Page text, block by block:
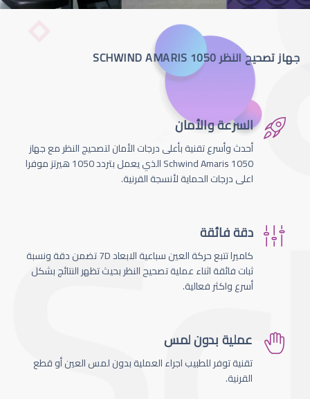
جهاز تصحيح النظر SCHWIND AMARIS 1050
السرعة والأمان
أحدث وأسرع تقنية بأعلى درجات الأمان لتصحيج النظر مع جهاز
Schwind Amaris 1050 الذي يعمل بتردد 1050 هيرتز موفرا
اعلى درجات الحماية لأنسجة القرنية.
دقة فائقة
كاميرا تتبع حركة العين سباعية الابعاد 7D تضمن دقة ونسبة
ثبات فائقة اثناء عملية تصحيح النظر بحيث تظهر النتائج بشكل
أسرع واكثر فعالية.
عملية بدون لمس
تقنية توفر للطبيب اجراء العملية بدون لمس العين أو قطع
القرنية.